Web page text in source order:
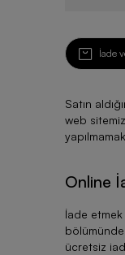
İade
Satın
web
Online
İade
ücretsiz